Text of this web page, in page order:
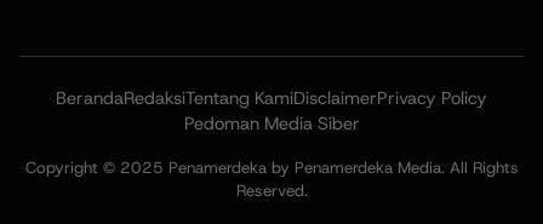
BerandaRedaksiTentang KamiDisclaimerPrivacy Policy
Pedoman Media Siber
Copyright © 2025 Penamerdeka by Penamerdeka Media. All Rights
Reserved.